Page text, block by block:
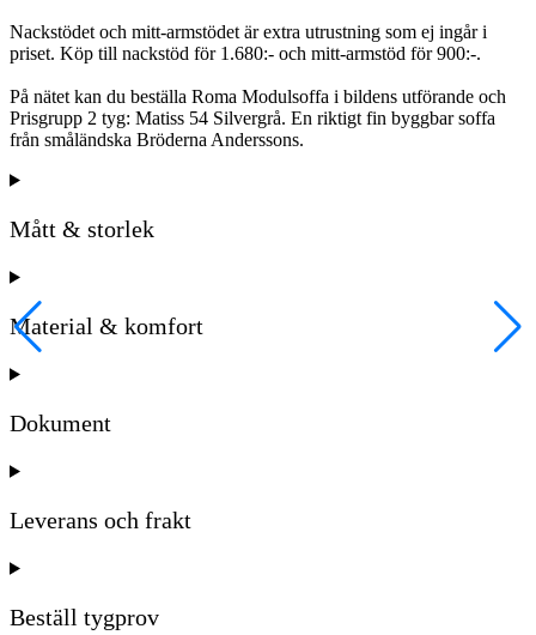
Nackstödet och mitt-armstödet är extra utrustning som ej ingår i
priset. Köp till nackstöd för 1.680:- och mitt-armstöd för 900:-.
På nätet kan du beställa Roma Modulsoffa i bildens utförande och
Prisgrupp 2 tyg: Matiss 54 Silvergrå. En riktigt fin byggbar soffa
från småländska Bröderna Anderssons.
Mått & storlek
Material & komfort
Dokument
Leverans och frakt
Beställ tygprov